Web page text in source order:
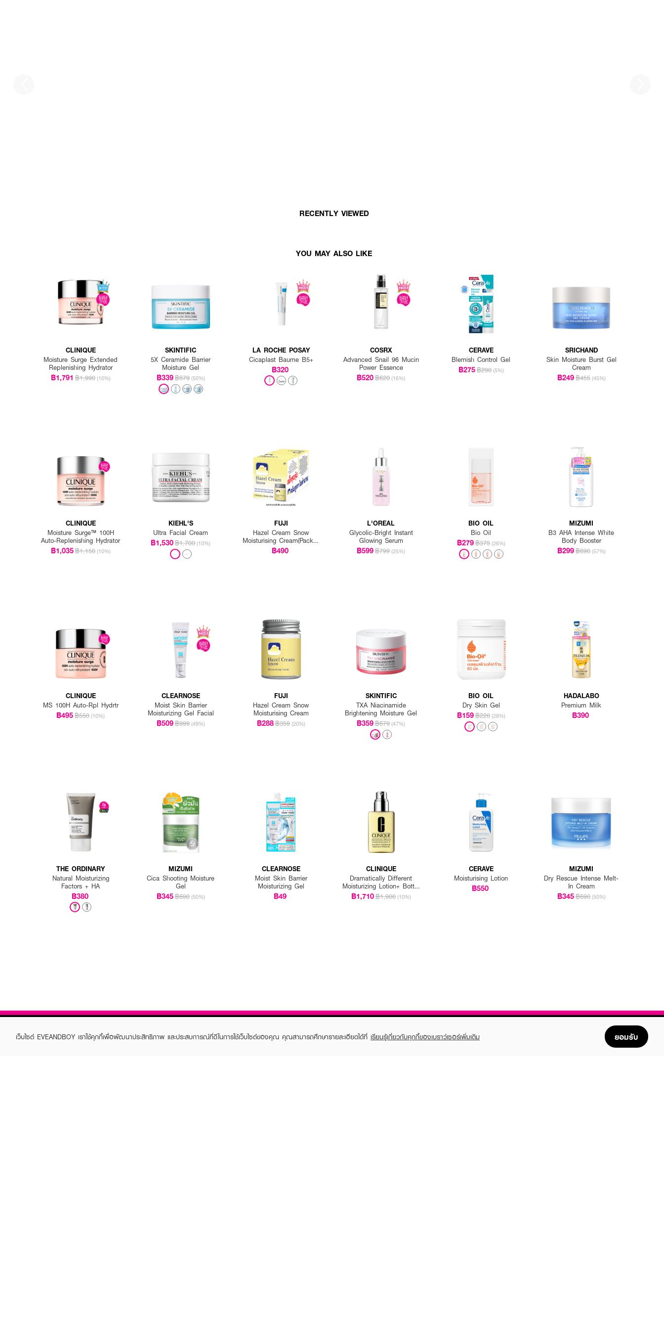
RECENTLY VIEWED
YOU MAY ALSO LIKE
CLINIQUE
Moisture Surge Extended
Replenishing Hydrator
฿1,791 ฿1,990 (10%)
SKINTIFIC
5X Ceramide Barrier
Moisture Gel
฿339฿679 (50%)
LA ROCHE POSAY
Cicaplast Baume B5+
฿320
COSRX
Advanced Snail 96 Mucin
Power Essence
฿520฿620 (16%)
CERAVE
Blemish Control Gel
฿275฿290 (5%)
SRICHAND
Skin Moisture Burst Gel
Cream
฿249฿455 (45%)
CLINIQUE
Moisture Surge™ 100H
Auto-Replenishing Hydrator
฿1,035฿1,150 (10%)
KIEHL'S
Ultra Facial Cream
฿1,530฿1,700 (10%)
FUJI
Hazel Cream Snow
Moisturising Cream(Pack 1
Get 1 Free)
฿490
L'OREAL
Glycolic-Bright Instant
Glowing Serum
฿599฿799 (25%)
BIO OIL
Bio Oil
฿279฿375 (26%)
MIZUMI
B3 AHA Intense White
Body Booster
฿299฿690 (57%)
CLINIQUE
MS 100H Auto-Rpl Hydrtr
฿495฿550 (10%)
CLEARNOSE
Moist Skin Barrier
Moisturizing Gel Facial
฿509฿999 (49%)
FUJI
Hazel Cream Snow
Moisturising Cream
฿288฿359 (20%)
SKINTIFIC
TXA Niacinamide
Brightening Moisture Gel
฿359฿679 (47%)
BIO OIL
Dry Skin Gel
฿159฿220 (28%)
HADALABO
Premium Milk
฿390
THE ORDINARY
Natural Moisturizing
Factors + HA
฿380
MIZUMI
Cica Shooting Moisture
Gel
฿345฿690 (50%)
CLEARNOSE
Moist Skin Barrier
Moisturizing Gel
฿49
CLINIQUE
Dramatically Different
Moisturizing Lotion+ Bottle
With Pump
฿1,710฿1,900 (10%)
CERAVE
Moisturising Lotion
฿550
MIZUMI
Dry Rescue Intense Melt-
In Cream
฿345฿690 (50%)
เว็บไซต์ EVEANDBOY เราใช้คุกกี้เพื่อพัฒนาประสิทธิภาพ และประสบการณ์ที่ดีในการใช้เว็บไซต์ของคุณ คุณสามารถศึกษารายละเอียดได้ที่ เรียนรู้เกี่ยวกับคุกกี้ของเบราว์เซอร์เพิ่มเติม ยอมรับ